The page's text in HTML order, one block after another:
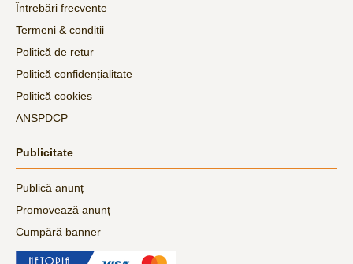
Întrebări frecvente
Termeni & condiții
Politică de retur
Politică confidențialitate
Politică cookies
ANSPDCP
Publicitate
Publică anunț
Promovează anunț
Cumpără banner